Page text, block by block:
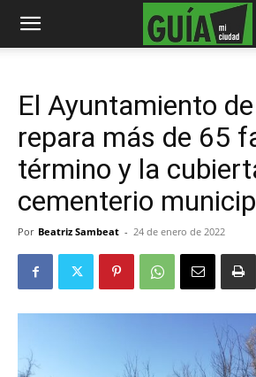
El Ayuntamiento
repara más de 65
término y la
cementerio
Por Beatriz Sambeat - 24 de enero de 2022